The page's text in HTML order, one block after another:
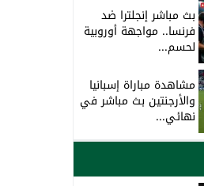
بث مباشر إنجلترا ضد
فرنسا.. مواجهة أوروبية
لحسم...
مشاهدة مباراة إسبانيا
والأرجنتين بث مباشر في
نهائي...